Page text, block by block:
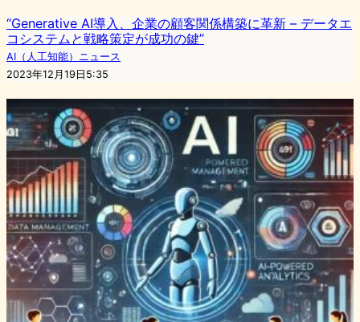
“Generative AI導入、企業の顧客関係構築に革新 – データエ
コシステムと戦略策定が成功の鍵”
AI（人工知能）ニュース
2023年12月19日5:35